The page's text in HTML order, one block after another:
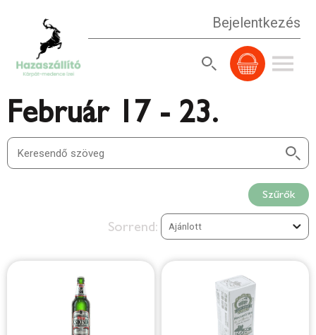
Bejelentkezés
Február 17 - 23.
Szűrők
Sorrend: